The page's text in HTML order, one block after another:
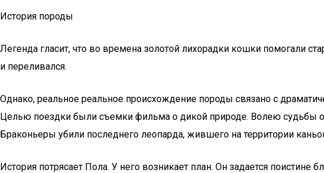
История породы
Легенда гласит, что во времена золотой лихорадки кошки помогали
и переливался.
Однако, реальное реальное происхождение породы связано с
Целью поездки были съемки фильма о дикой природе. Волею судьбы
Браконьеры убили последнего леопарда, жившего на территории
История потрясает Пола. У него возникает план. Он задается